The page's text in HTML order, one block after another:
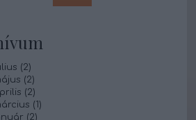
(2)
(2)
(2)
(1 )
(2)